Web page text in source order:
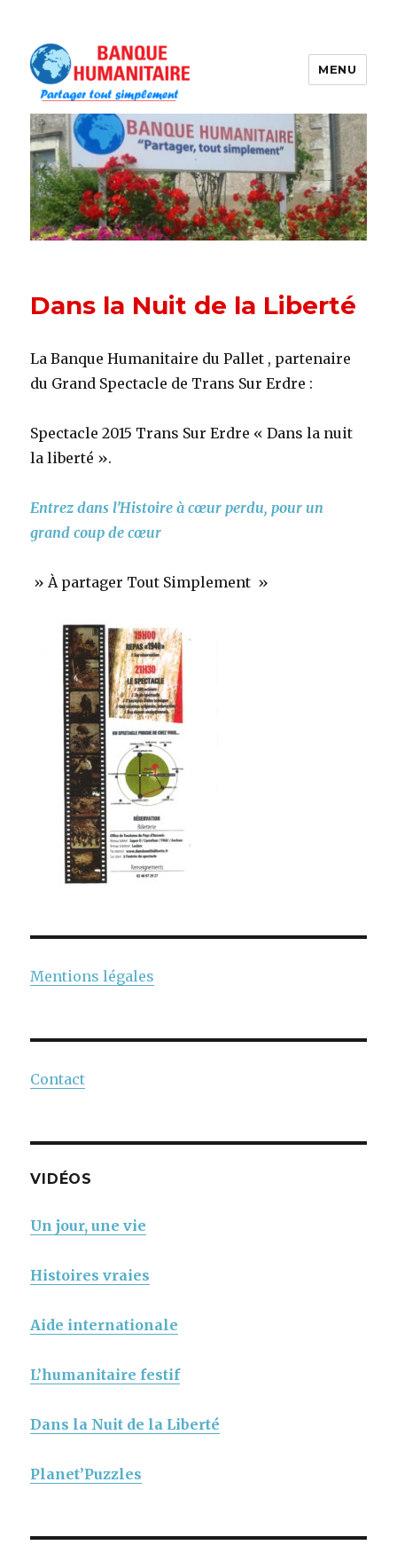
LA BANQUE HUMANITAIRE
MENU
Dans la Nuit de la Liberté
La Banque Humanitaire du Pallet , partenaire
du Grand Spectacle de Trans Sur Erdre :
Spectacle 2015 Trans Sur Erdre « Dans la nuit
la liberté ».
Entrez dans l’Histoire à cœur perdu, pour un
grand coup de cœur
» À partager Tout Simplement »
Mentions légales
Contact
VIDÉOS
Un jour, une vie
Histoires vraies
Aide internationale
L’humanitaire festif
Dans la Nuit de la Liberté
Planet’Puzzles